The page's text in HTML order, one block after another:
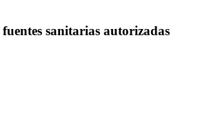
sanitarias autorizadas